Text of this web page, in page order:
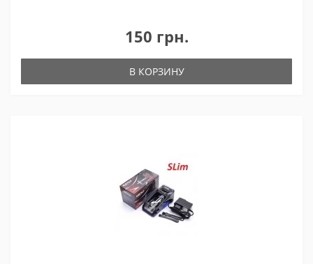
150 грн.
В КОРЗИНУ